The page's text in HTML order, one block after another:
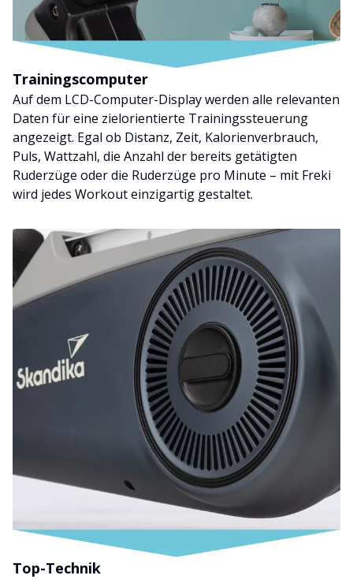
Trainingscomputer
Auf dem LCD-Computer-Display werden alle relevanten
Daten für eine zielorientierte Trainingssteuerung
angezeigt. Egal ob Distanz, Zeit, Kalorienverbrauch,
Puls, Wattzahl, die Anzahl der bereits getätigten
Ruderzüge oder die Ruderzüge pro Minute – mit Freki
wird jedes Workout einzigartig gestaltet.
Top-Technik